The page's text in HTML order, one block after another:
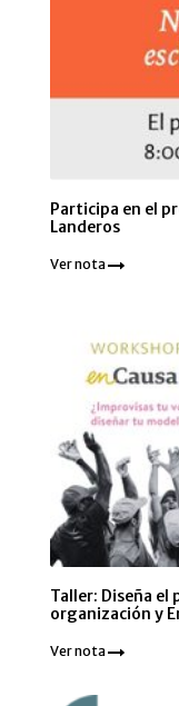
Participa en el
Landeros
Ver nota
Taller: Diseña
organización y
Ver nota